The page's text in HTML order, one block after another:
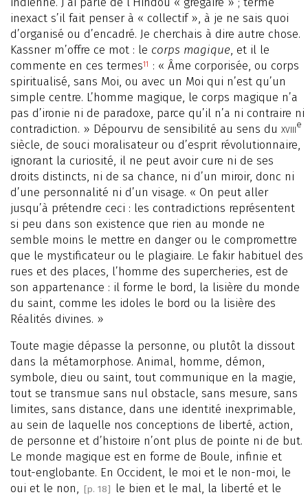
inexact s’il fait penser à « collectif », à je ne sais quoi
d’organisé ou d’encadré. Je cherchais à dire autre chose.
Kassner m’offre ce mot : le corps magique, et il le
commente en ces termes11
: « Âme corporisée, ou corps
spiritualisé, sans Moi, ou avec un Moi qui n’est qu’un
simple centre. L’homme magique, le corps magique n’a
pas d’ironie ni de paradoxe, parce qu’il n’a ni contraire ni
contradiction. » Dépourvu de sensibilité au sens du xviiie
siècle, de souci moralisateur ou d’esprit révolutionnaire,
ignorant la curiosité, il ne peut avoir cure ni de ses
droits distincts, ni de sa chance, ni d’un miroir, donc ni
d’une personnalité ni d’un visage. « On peut aller
jusqu’à prétendre ceci : les contradictions représentent
si peu dans son existence que rien au monde ne
semble moins le mettre en danger ou le compromettre
que le mystificateur ou le plagiaire. Le fakir habituel des
rues et des places, l’homme des supercheries, est de
son appartenance : il forme le bord, la lisière du monde
du saint, comme les idoles le bord ou la lisière des
Réalités divines. »
Toute magie dépasse la personne, ou plutôt la dissout
dans la métamorphose. Animal, homme, démon,
symbole, dieu ou saint, tout communique en la magie,
tout se transmue sans nul obstacle, sans mesure, sans
limites, sans distance, dans une identité inexprimable,
au sein de laquelle nos conceptions de liberté, action,
de personne et d’histoire n’ont plus de pointe ni de but.
Le monde magique est en forme de Boule, infinie et
tout-englobante. En Occident, le moi et le non-moi, le
oui et le non, [p. 18] le bien et le mal, la liberté et le